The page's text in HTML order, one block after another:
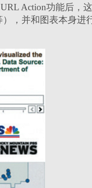
Action功能后，
，并和图表本身进